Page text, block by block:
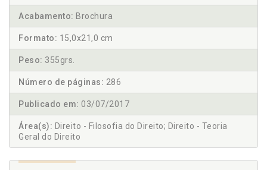
Acabamento: Brochura
Formato: 15,0x21,0 cm
Peso: 355grs.
Número de páginas: 286
Publicado em: 03/07/2017
Área(s): Direito - Filosofia do Direito; Direito - Teoria
Geral do Direito